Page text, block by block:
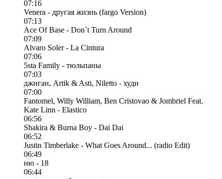
07:16
Venera - другая жизнь (fargo Version)
07:13
Ace Of Base - Don`t Turn Around
07:09
Alvaro Soler - La Cintura
07:06
5sta Family - тюльпаны
07:03
джиган, Artik & Asti, Niletto - худи
07:00
Fantomel, Willy William, Ben Cristovao & Jombriel Feat.
Kate Linn - Elastico
06:56
Shakira & Burna Boy - Dai Dai
06:52
Justin Timberlake - What Goes Around... (radio Edit)
06:49
ню - 18
06:44